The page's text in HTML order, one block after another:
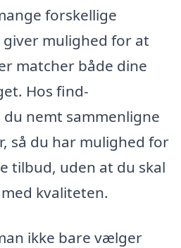
forskellige
mulighed for at
matcher både dine
Hos find-
nemt sammenligne
så du har mulighed for
tilbud, uden at du skal
kvaliteten.
ikke bare vælger